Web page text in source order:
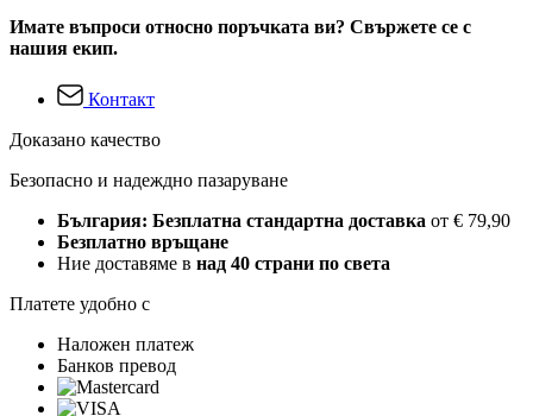
Имате въпроси относно поръчката ви? Свържете се с
нашия екип.
Контакт
Доказано качество
Безопасно и надеждно пазаруване
България: Безплатна стандартна доставка от € 79,90
Безплатно връщане
Ние доставяме в над 40 страни по света
Платете удобно с
Наложен платеж
Банков превод